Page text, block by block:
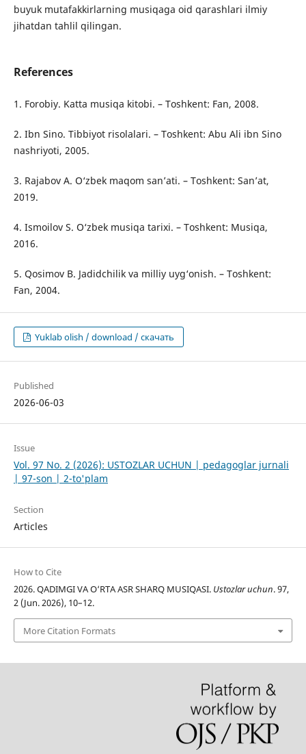
buyuk mutafakkirlarning musiqaga oid qarashlari ilmiy
jihatdan tahlil qilingan.
References
1. Forobiy. Katta musiqa kitobi. – Toshkent: Fan, 2008.
2. Ibn Sino. Tibbiyot risolalari. – Toshkent: Abu Ali ibn Sino
nashriyoti, 2005.
3. Rajabov A. O‘zbek maqom san’ati. – Toshkent: San’at,
2019.
4. Ismoilov S. O‘zbek musiqa tarixi. – Toshkent: Musiqa,
2016.
5. Qosimov B. Jadidchilik va milliy uyg‘onish. – Toshkent:
Fan, 2004.
Yuklab olish / download / скачать
Published
2026-06-03
Issue
Vol. 97 No. 2 (2026): USTOZLAR UCHUN | pedagoglar jurnali
| 97-son | 2-to'plam
Section
Articles
How to Cite
2026. QADIMGI VA O‘RTA ASR SHARQ MUSIQASI. Ustozlar uchun. 97,
2 (Jun. 2026), 10–12.
More Citation Formats